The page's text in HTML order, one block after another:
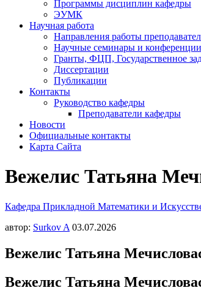
Программы дисциплин кафедры
ЭУМК
Научная работа
Направления работы
Научные семинары и конференции
Гранты, ФЦП, Государственное
Диссертации
Публикации
Контакты
Руководство кафедры
Преподаватели кафедры
Новости
Официальные контакты
Карта Сайта
Вежелис Татьяна
Кафедра Прикладной Математики и
автор: Surkov A 03.07.2026
Вежелис Татьяна
Вежелис Татьяна